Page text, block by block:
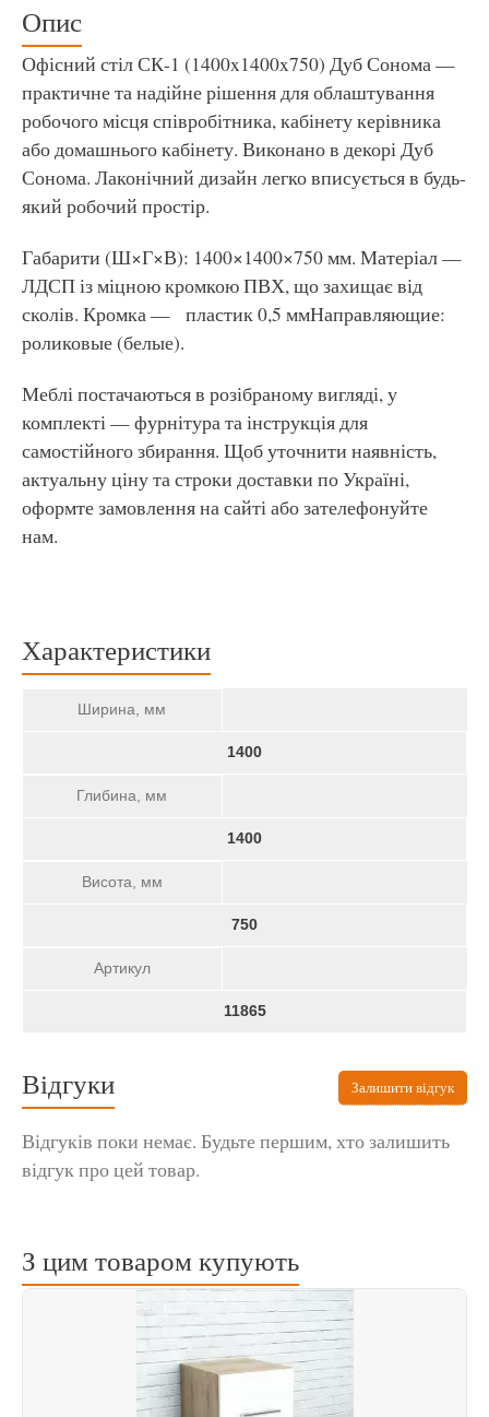
Опис
Офісний стіл СК-1 (1400x1400x750) Дуб Сонома —
практичне та надійне рішення для облаштування
робочого місця співробітника, кабінету керівника
або домашнього кабінету. Виконано в декорі Дуб
Сонома. Лаконічний дизайн легко вписується в будь-
який робочий простір.
Габарити (Ш×Г×В): 1400×1400×750 мм. Матеріал —
ЛДСП із міцною кромкою ПВХ, що захищає від
сколів. Кромка — пластик 0,5 ммНаправляющие:
роликовые (белые).
Меблі постачаються в розібраному вигляді, у
комплекті — фурнітура та інструкція для
самостійного збирання. Щоб уточнити наявність,
актуальну ціну та строки доставки по Україні,
оформте замовлення на сайті або зателефонуйте
нам.
Характеристики
Ширина, мм
1400
Глибина, мм
1400
Висота, мм
750
Артикул
11865
Відгуки Залишити відгук
Відгуків поки немає. Будьте першим, хто залишить
відгук про цей товар.
З цим товаром купують